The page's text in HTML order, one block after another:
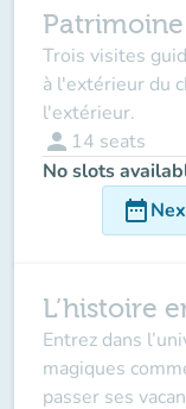
Trois visites
à l'extérieur du
l'extérieur.
person 14 seats
No slots
date_range
L’histoire
Entrez dans
magiques
passer ses